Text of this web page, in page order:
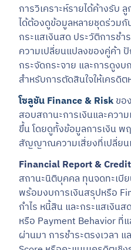
การวิเคราะห์รายได้ค้างรับ
ได้ต้องดูข้อมูลหลายชุดร่วมกั
กระแสเงินสด ประวัติการช
ความเปลี่ยนแปลงของคู่ค้า
กระจัดกระจาย และการดูงบ
สำหรับการตัดสินใจให้เครดิ
โซลูชัน Finance & Riskขอ
สอบสถานะการเงินและควา
ขึ้น โดยดูทั้งข้อมูลการเงิน พ
สัญญาณความเสี่ยงที่เปลี่ยน
Financial Report &
สถานะนิติบุคคล ทุนจดทะเ
พร้อมงบการเงินสรุปหรือ
กำไร หนี้สิน และกระแสเงิน
หรือ Payment Behavior ที่
ผ่านมา การชำระตรงเวลา